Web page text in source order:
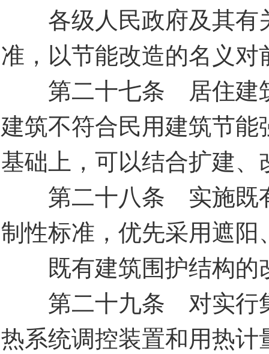
各级人民政府及其有
准，以节能改造的名义
第二十七条 居住建筑
建筑不符合民用建筑节
基础上，可以结合扩建
第二十八条 实施既有
制性标准，优先采用遮
既有建筑围护结构的
第二十九条 对实行集
热系统调控装置和用热